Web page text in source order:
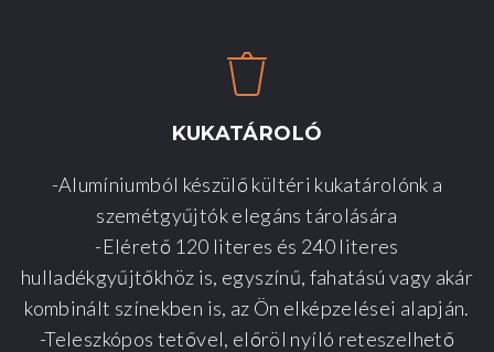
KUKATÁROLÓ
-Alumíniumból készülő kültéri kukatárolónk a
szemétgyűjtók elegáns tárolására
-Elérető 120 literes és 240 literes
hulladékgyűjtőkhöz is, egyszínű, fahatású vagy akár
kombinált színekben is, az Ön elképzelései alapján.
-Teleszkópos tetővel, előröl nyíló reteszelhető